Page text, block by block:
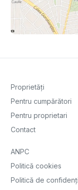
Proprietăți
Pentru cumpărători
Pentru proprietari
Contact
ANPC
Politică cookies
Politică de